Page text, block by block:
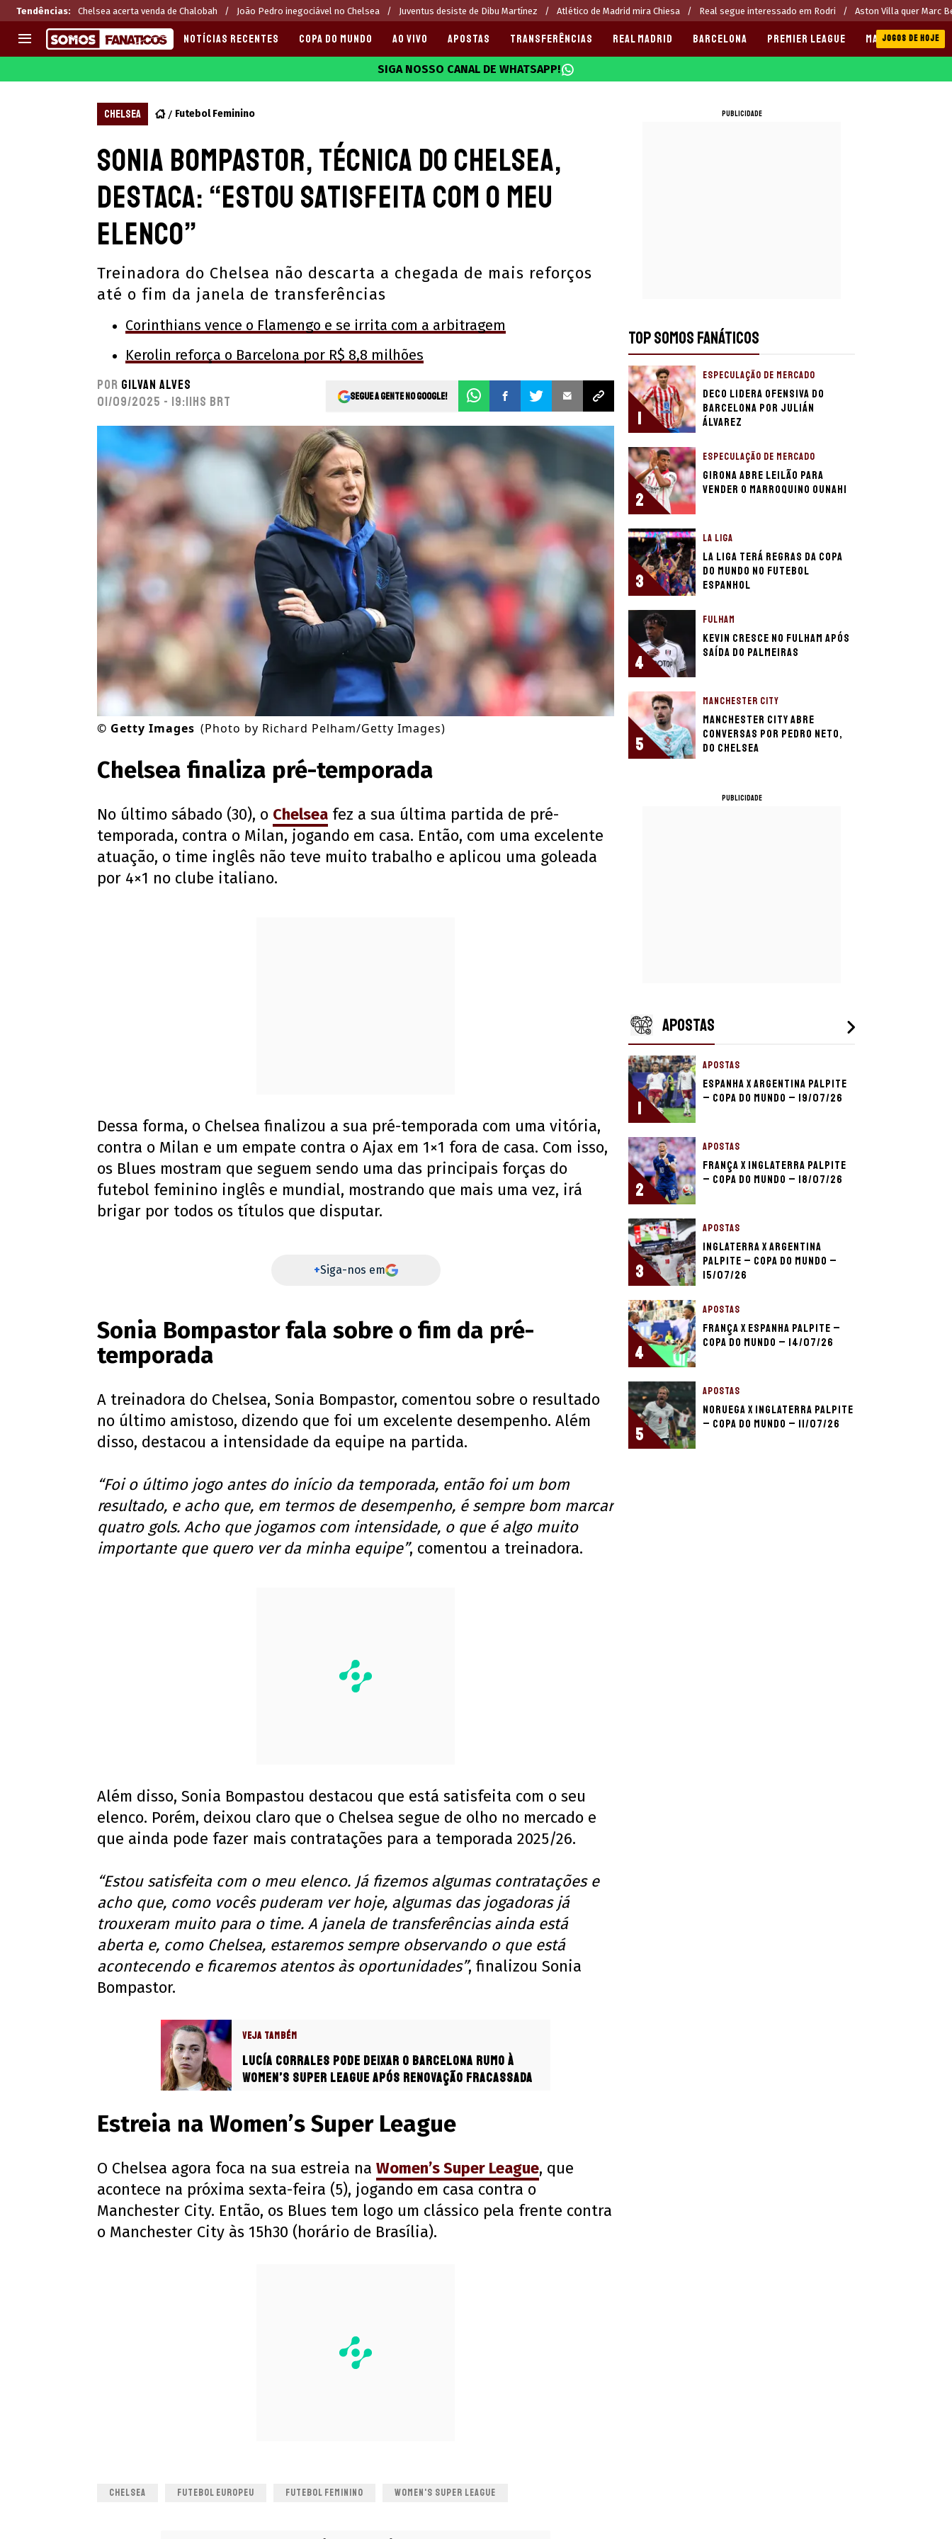
Tendências: Chelsea acerta venda de Chalobah João Pedro inegociável no Chelsea Juventus desiste de Dibu Martínez Atlético de Madrid mira Chiesa Real segue interessado em Rodri Aston Villa quer Marc
CHAMPIONS LEAGUE
PREMIER LEAGUE
LIGA PORTUGUESA
Melhores sites de apostas 2025
CASAS DE APOSTAS
CÓDIGOS e OFERTAS
APPS
NOTÍCIAS RECENTES COPA DO MUNDO AO VIVO APOSTAS TRANSFERÊNCIAS REAL MADRID BARCELONA PREMIER LEAGUE MANCHESTER CITY
JOGOS DE HOJE
SIGA NOSSO CANAL DE WHATSAPP!
CHELSEA Futebol Feminino
Sonia Bompastor, técnica do Chelsea,
destaca: “Estou satisfeita com o meu
elenco”
Treinadora do Chelsea não descarta a chegada de mais reforços
até o fim da janela de transferências
Corinthians vence o Flamengo e se irrita com a arbitragem
Kerolin reforça o Barcelona por R$ 8,8 milhões
Por Gilvan Alves
01/09/2025 - 19:11hs BRT
Segue a gente no Google!
© Getty Images (Photo by Richard Pelham/Getty Images)
Chelsea finaliza pré-temporada
No último sábado (30), o Chelsea fez a sua última partida de pré-
temporada, contra o Milan, jogando em casa. Então, com uma excelente
atuação, o time inglês não teve muito trabalho e aplicou uma goleada
por 4×1 no clube italiano.
Dessa forma, o Chelsea finalizou a sua pré-temporada com uma vitória,
contra o Milan e um empate contra o Ajax em 1×1 fora de casa. Com isso,
os Blues mostram que seguem sendo uma das principais forças do
futebol feminino inglês e mundial, mostrando que mais uma vez, irá
brigar por todos os títulos que disputar.
+Siga-nos em
Sonia Bompastor fala sobre o fim da pré-
temporada
A treinadora do Chelsea, Sonia Bompastor, comentou sobre o resultado
no último amistoso, dizendo que foi um excelente desempenho. Além
disso, destacou a intensidade da equipe na partida.
“Foi o último jogo antes do início da temporada, então foi um bom
resultado, e acho que, em termos de desempenho, é sempre bom marcar
quatro gols. Acho que jogamos com intensidade, o que é algo muito
importante que quero ver da minha equipe”, comentou a treinadora.
Além disso, Sonia Bompastou destacou que está satisfeita com o seu
elenco. Porém, deixou claro que o Chelsea segue de olho no mercado e
que ainda pode fazer mais contratações para a temporada 2025/26.
“Estou satisfeita com o meu elenco. Já fizemos algumas contratações e
acho que, como vocês puderam ver hoje, algumas das jogadoras já
trouxeram muito para o time. A janela de transferências ainda está
aberta e, como Chelsea, estaremos sempre observando o que está
acontecendo e ficaremos atentos às oportunidades”, finalizou Sonia
Bompastor.
VEJA TAMBÉM
Lucía Corrales pode deixar o Barcelona rumo à
Women’s Super League após renovação fracassada
Estreia na Women’s Super League
O Chelsea agora foca na sua estreia na Women’s Super League, que
acontece na próxima sexta-feira (5), jogando em casa contra o
Manchester City. Então, os Blues tem logo um clássico pela frente contra
o Manchester City às 15h30 (horário de Brasília).
CHELSEA FUTEBOL EUROPEU FUTEBOL FEMININO WOMEN'S SUPER LEAGUE
PUBLICIDADE
TOP SOMOS FANÁTICOS
1
ESPECULAÇÃO DE MERCADO
Deco lidera ofensiva do
Barcelona por Julián
Álvarez
2
ESPECULAÇÃO DE MERCADO
Girona abre leilão para
vender o marroquino Ounahi
3
LA LIGA
La Liga terá regras da Copa
do Mundo no futebol
espanhol
4
FULHAM
Kevin cresce no Fulham após
saída do Palmeiras
5
MANCHESTER CITY
Manchester City abre
conversas por Pedro Neto,
do Chelsea
PUBLICIDADE
APOSTAS
1
APOSTAS
Espanha x Argentina palpite
– Copa do Mundo – 19/07/26
2
APOSTAS
França x Inglaterra palpite
– Copa do Mundo – 18/07/26
3
APOSTAS
Inglaterra x Argentina
palpite – Copa do Mundo –
15/07/26
4
APOSTAS
França x Espanha palpite –
Copa do Mundo – 14/07/26
5
APOSTAS
Noruega x Inglaterra palpite
– Copa do Mundo – 11/07/26